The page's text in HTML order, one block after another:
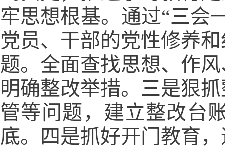
牢思想根基。通过“三会
党员、干部的党性修养
题。全面查找思想、作
明确整改举措。三是狠
管等问题，建立整改台
底。四是抓好开门教育